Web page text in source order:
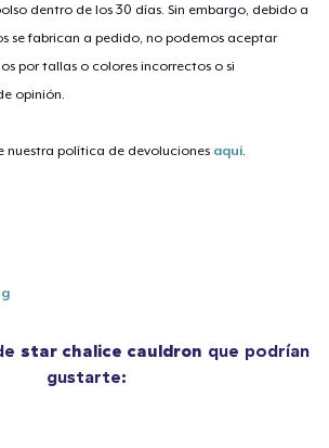
dentro de los 30 días. Sin embargo, debido a
se fabrican a pedido, no podemos aceptar
por tallas o colores incorrectos o si
opinión.
nuestra política de devoluciones aquí.
star chalice cauldron que podrían
gustarte: